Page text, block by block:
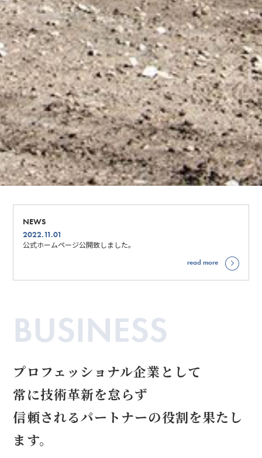
NEWS
2022.11.01
公式ホームページ公開致しました。
read more
BUSINESS
プロフェッショナル企業として
常に技術革新を怠らず
信頼されるパートナーの役割を果たし
ます。